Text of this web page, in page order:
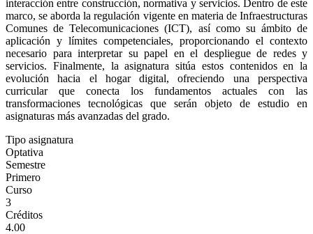
interacción entre construcción, normativa y servicios. Dentro de este
marco, se aborda la regulación vigente en materia de Infraestructuras
Comunes de Telecomunicaciones (ICT), así como su ámbito de
aplicación y límites competenciales, proporcionando el contexto
necesario para interpretar su papel en el despliegue de redes y
servicios. Finalmente, la asignatura sitúa estos contenidos en la
evolución hacia el hogar digital, ofreciendo una perspectiva
curricular que conecta los fundamentos actuales con las
transformaciones tecnológicas que serán objeto de estudio en
asignaturas más avanzadas del grado.
Tipo asignatura
Optativa
Semestre
Primero
Curso
3
Créditos
4.00